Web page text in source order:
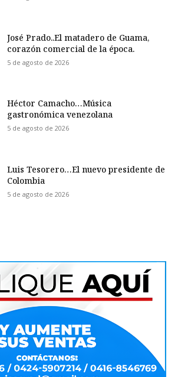
José Prado..El matadero de Guama,
corazón comercial de la época.
5 de agosto de 2026
Héctor Camacho…Música
gastronómica venezolana
5 de agosto de 2026
Luis Tesorero…El nuevo presidente de
Colombia
5 de agosto de 2026